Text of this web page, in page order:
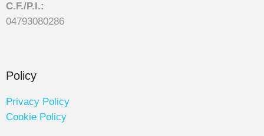
C.F./P.I.:
04793080286
Policy
Privacy Policy
Cookie Policy